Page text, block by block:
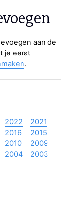
Archief
RSS
aan de
je eerst
.
2022
2021
2016
2015
2010
2009
2004
2003